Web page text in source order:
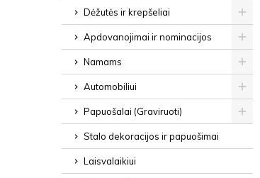
Dėžutės ir krepšeliai
Apdovanojimai ir nominacijos
Namams
Automobiliui
Papuošalai (Graviruoti)
Stalo dekoracijos ir papuošimai
Laisvalaikiui